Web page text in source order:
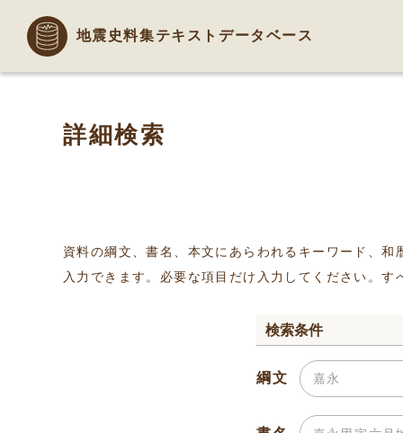
地震史料集テキストデータベース
詳細検索
資料の綱文、書名、本文にあらわれるキーワード、
入力できます。必要な項目だけ入力してください。
検索条件
綱文